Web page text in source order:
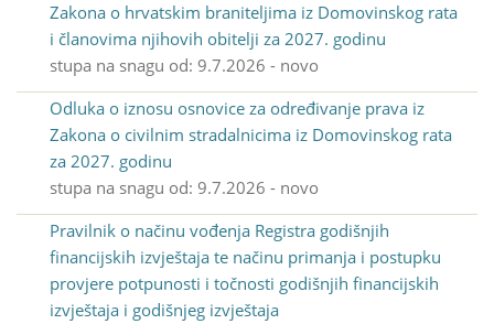
Zakona o hrvatskim braniteljima iz Domovinskog rata
i članovima njihovih obitelji za 2027. godinu
stupa na snagu od: 9.7.2026 - novo
Odluka o iznosu osnovice za određivanje prava iz
Zakona o civilnim stradalnicima iz Domovinskog rata
za 2027. godinu
stupa na snagu od: 9.7.2026 - novo
Pravilnik o načinu vođenja Registra godišnjih
financijskih izvještaja te načinu primanja i postupku
provjere potpunosti i točnosti godišnjih financijskih
izvještaja i godišnjeg izvještaja